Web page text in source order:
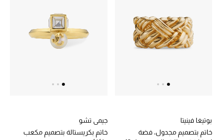
بوتيغا فينيتا
خاتم بتصميم مجدول، فضة
جيمي تشو
خاتم بكريستالة بتصميم مكعب